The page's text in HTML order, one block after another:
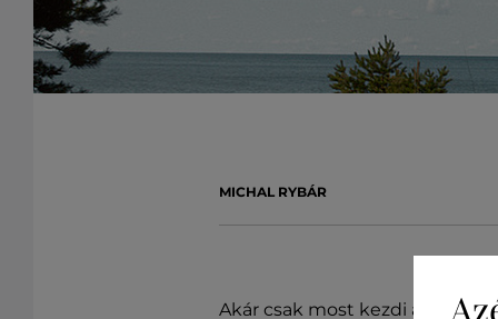
MICHAL RYBÁR
Akár csak most kezdi a futást,